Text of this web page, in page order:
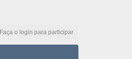
Faça o login para participar